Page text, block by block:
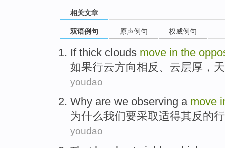
相关文章
双语例句 原声例句 权威例句
If thick clouds move in the
如果行云方向相反 、云层厚 ， 天
youdao
Why are we observing a move
为什么我们要采取适得其反的
youdao